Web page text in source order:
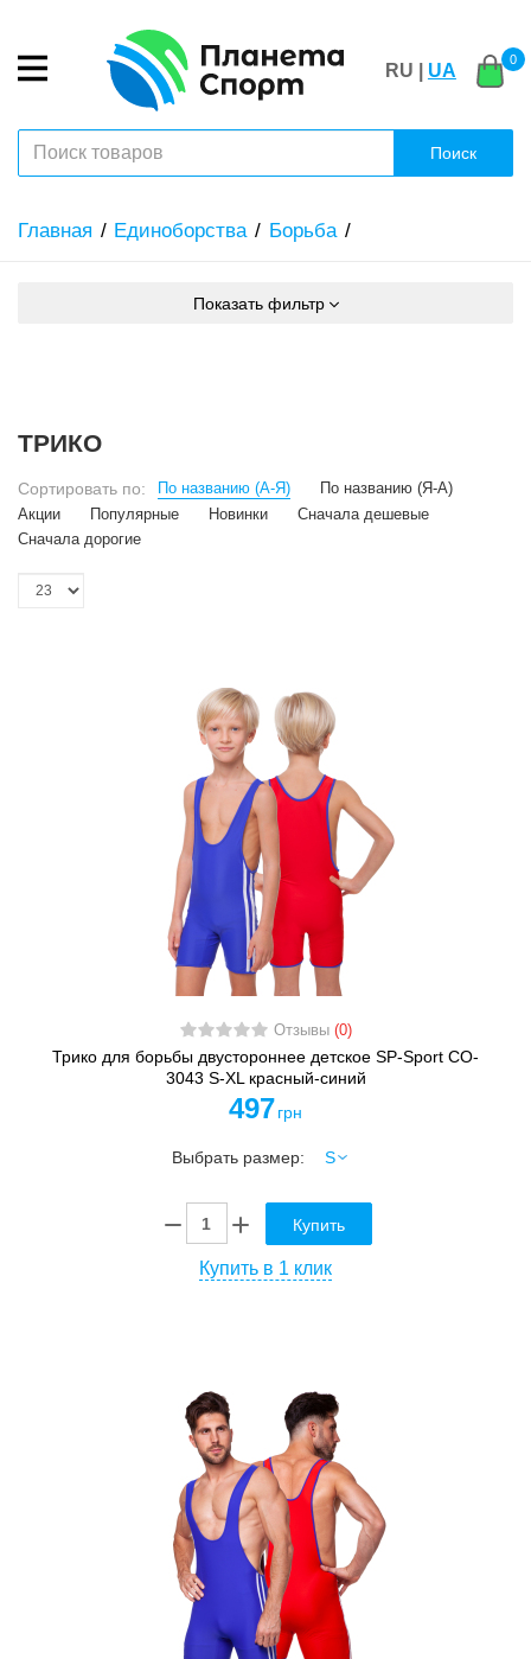
RU | UA
0
Поиск
Главная Единоборства Борьба
Показать фильтр
ТРИКО
Сортировать по: По названию (А-Я)
По названию (Я-А)
Акции
Популярные Новинки
Сначала дешевые
Сначала дорогие
Отзывы (0)
Трико для борьбы двустороннее детское SP-Sport CO-
3043 S-XL красный-синий
497 грн
Выбрать размер:
Купить
Купить в 1 клик